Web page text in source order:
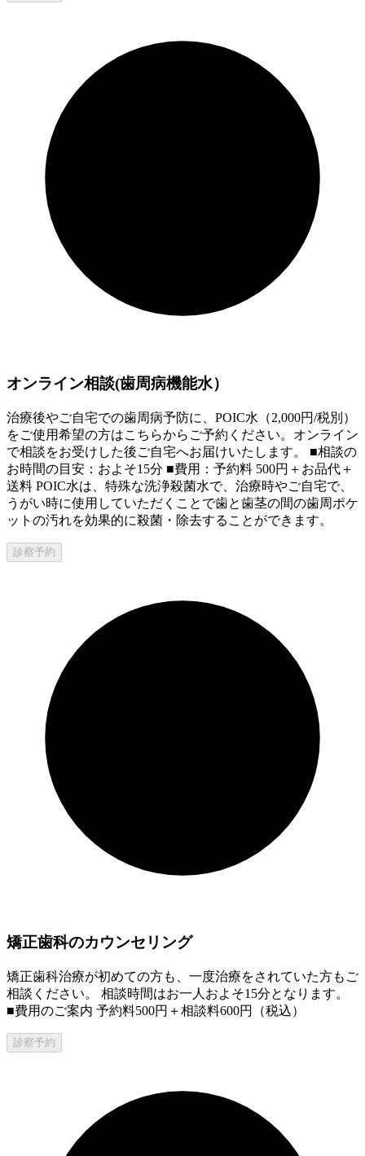
オンライン相談(歯周病機能水）
治療後やご自宅での歯周病予防に、POIC水（2,000円/税別）
をご使用希望の方はこちらからご予約ください。オンライン
で相談をお受けした後ご自宅へお届けいたします。 ■相談の
お時間の目安：およそ15分 ■費用：予約料 500円＋お品代＋
送料 POIC水は、特殊な洗浄殺菌水で、治療時やご自宅で、
うがい時に使用していただくことで歯と歯茎の間の歯周ポケ
ットの汚れを効果的に殺菌・除去することができます。
診察予約
矯正歯科のカウンセリング
矯正歯科治療が初めての方も、一度治療をされていた方もご
相談ください。 相談時間はお一人およそ15分となります。
■費用のご案内 予約料500円＋相談料600円（税込）
診察予約